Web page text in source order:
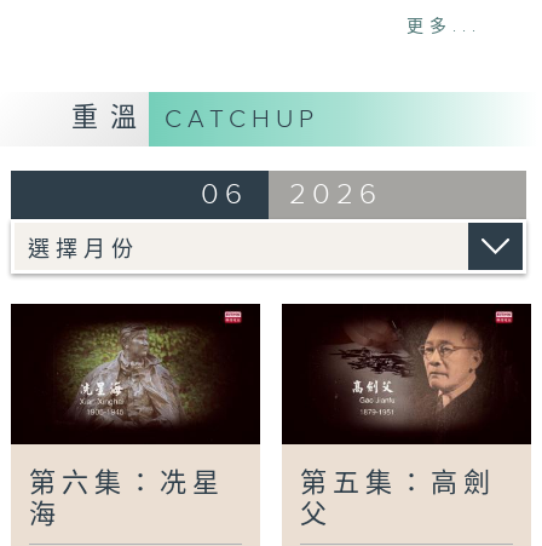
更多...
重溫 CATCHUP
06 2026
第六集：冼星
海
第五集：高劍
父